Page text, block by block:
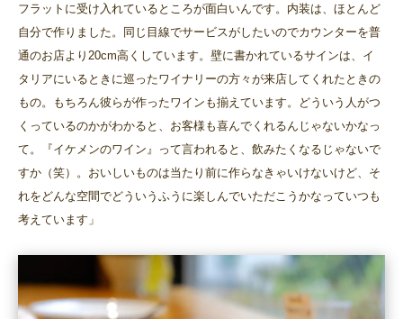
フラットに受け入れているところが面白いんです。内装は、ほとんど
自分で作りました。同じ目線でサービスがしたいのでカウンターを普
通のお店より20cm高くしています。壁に書かれているサインは、イ
タリアにいるときに巡ったワイナリーの方々が来店してくれたときの
もの。もちろん彼らが作ったワインも揃えています。どういう人がつ
くっているのかがわかると、お客様も喜んでくれるんじゃないかなっ
て。『イケメンのワイン』って言われると、飲みたくなるじゃないで
すか（笑）。おいしいものは当たり前に作らなきゃいけないけど、そ
れをどんな空間でどういうふうに楽しんでいただこうかなっていつも
考えています」